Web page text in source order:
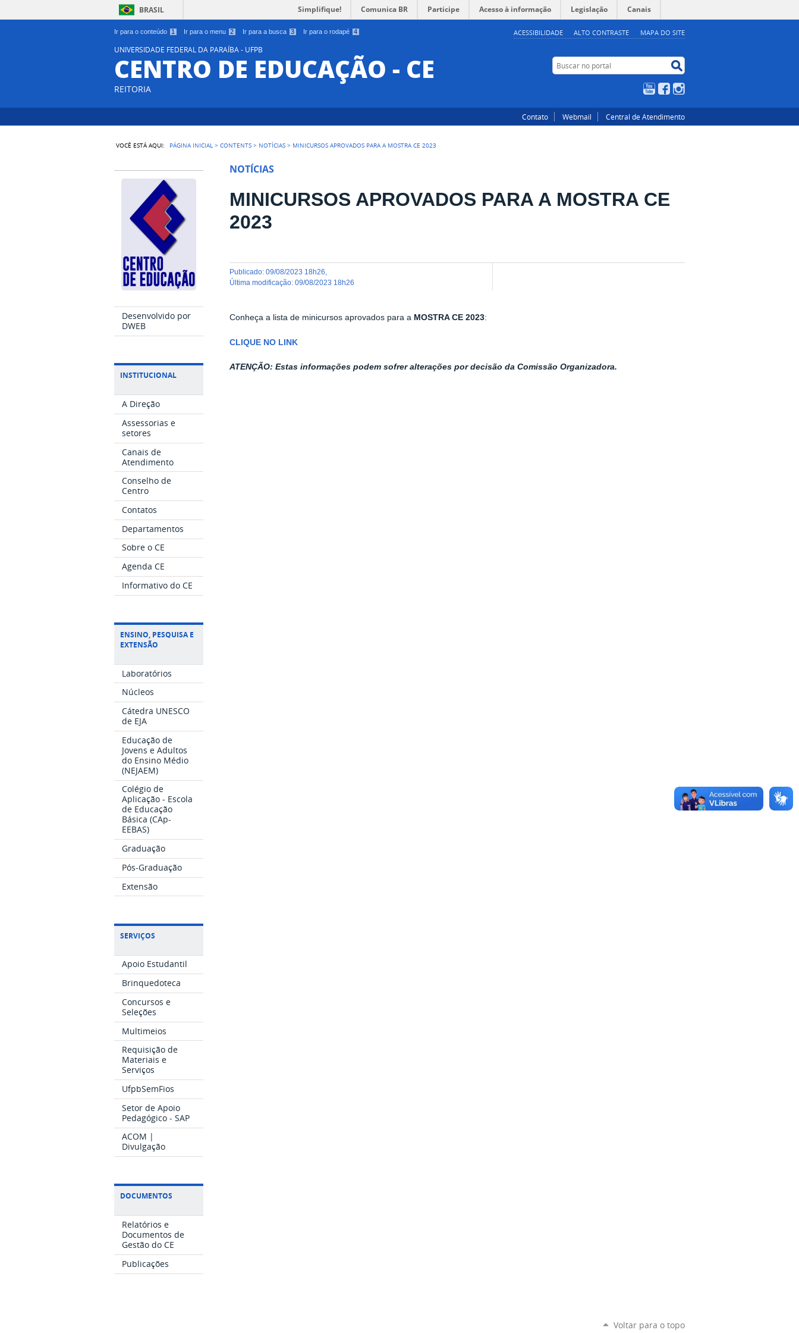
Ir para o conteúdo 1 Ir para o menu 2 Ir para a busca 3 Ir para o rodapé 4 ACESSIBILIDADE ALTO CONTRASTE MAPA DO SITE
BRASIL Simplifique! Comunica BR Participe Acesso à informação Legislação Canais
UNIVERSIDADE FEDERAL DA PARAÍBA - UFPB
CENTRO DE EDUCAÇÃO - CE
REITORIA
Buscar no portal
YouTubeFacebook
Contato Webmail Central de Atendimento
VOCÊ ESTÁ AQUI: PÁGINA INICIAL >CONTENTS > NOTÍCIAS > MINICURSOS APROVADOS PARA A MOSTRA CE 2023
Desenvolvido por
DWEB
INSTITUCIONAL
A Direção
Assessorias e
setores
Canais de
Atendimento
Conselho de
Centro
Contatos
Departamentos
Sobre o CE
Agenda CE
Informativo do CE
ENSINO, PESQUISA E
EXTENSÃO
Laboratórios
Núcleos
Cátedra UNESCO
de EJA
Educação de
Jovens e Adultos
do Ensino Médio
(NEJAEM)
Colégio de
Aplicação - Escola
de Educação
Básica (CAp-
EEBAS)
Graduação
Pós-Graduação
Extensão
SERVIÇOS
Apoio Estudantil
Brinquedoteca
Concursos e
Seleções
Multimeios
Requisição de
Materiais e
Serviços
UfpbSemFios
Setor de Apoio
Pedagógico - SAP
ACOM |
Divulgação
DOCUMENTOS
Relatórios e
Documentos de
Gestão do CE
Publicações
NOTÍCIAS
MINICURSOS APROVADOS PARA A MOSTRA CE
2023
publicado:09/08/2023 18h26
última modificação:09/08/2023 18h26
Conheça a lista de minicursos aprovados para a MOSTRA CE 2023:
CLIQUE NO LINK
ATENÇÃO: Estas informações podem sofrer alterações por decisão da Comissão Organizadora.
Voltar para o topo